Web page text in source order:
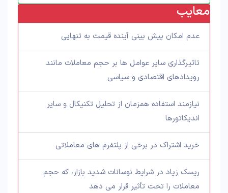
معایب
عدم امکان پیش بینی آینده قیمت به تنهایی
تاثیرگذاری سایر عوامل ها بر حجم معاملات مانند
رویدادهای اقتصادی و سیاسی
نیازمند استفاده همزمان از تحلیل تکنیکال و سایر
اندیکاتورها
خرید اشتراک در برخی از پلتفرم های معاملاتی
ریسک زیاد در شرایط نوسانات شدید بازار، که حجم
معاملات را تحت تأثیر قرار می دهد